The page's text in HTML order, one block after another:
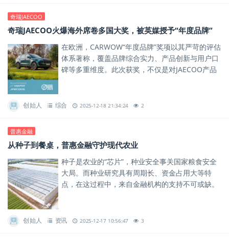
奇瑞JAECOO
奇瑞JAECOO火爆海外席卷多国大奖，被英媒授予“年度品牌”
在欧洲，CARWOW“年度品牌”奖项以其严苛的评估
体系著称，覆盖品牌综合实力、产品创新与用户口
碑等多重维度。此次获奖，不仅是对JAECOO产品
创始人 综合 2025-12-18 21:34:24 2
普惠金融
从种子到餐桌，普惠金融守护现代农业
种子是农业的“芯片”，种业安全事关国家粮食安全
大局。而种业研究具有周期长、资金占用大等特
点，在这过程中，来自金融机构的支持不可或缺。
创始人 资讯 2025-12-17 10:56:47 3